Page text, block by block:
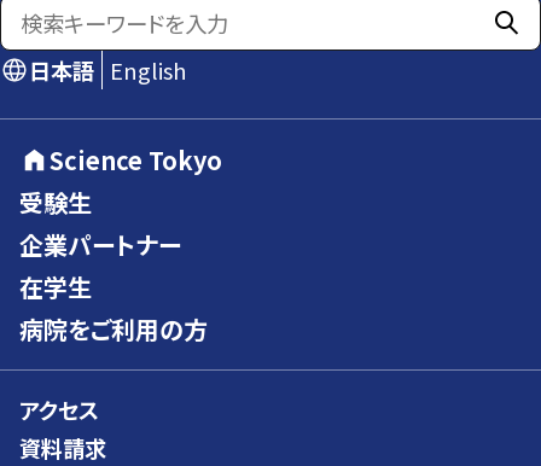
日本語 English
Science Tokyo
受験生
企業パートナー
在学生
病院をご利用の方
アクセス
資料請求